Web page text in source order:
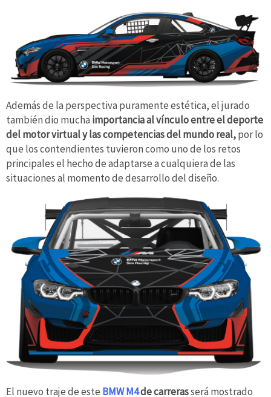
Además de la perspectiva puramente estética, el jurado
también dio mucha importancia al vínculo entre el deporte
del motor virtual y las competencias del mundo real,por lo
que los contendientes tuvieron como uno de los retos
principales el hecho de adaptarse a cualquiera de las
situaciones al momento de desarrollo del diseño.
El nuevo traje de este BMW M4de carrerasserá mostrado